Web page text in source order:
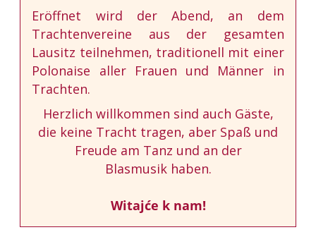
Eröffnet wird der Abend, an dem
Trachtenvereine aus der gesamten
Lausitz teilnehmen, traditionell mit einer
Polonaise aller Frauen und Männer in
Trachten.
Herzlich willkommen sind auch Gäste,
die keine Tracht tragen, aber Spaß und
Freude am Tanz und an der
Blasmusik haben.
Witajće k nam!